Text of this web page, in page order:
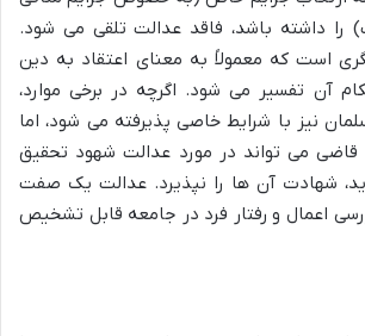
را داشته باشد، فاقد عدالت تلقی می شود.
است که معمولاً به معنای اعتقاد به دین
آن تفسیر می شود. اگرچه در برخی موارد،
نیز با شرایط خاصی پذیرفته می شود، اما
می تواند در مورد عدالت شهود تحقیق
شهادت آن ها را نپذیرد. عدالت یک صفت
اعمال و رفتار فرد در جامعه قابل تشخیص